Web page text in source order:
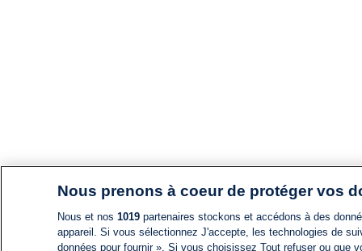
Nous prenons à coeur de protéger vos
Nous et nos 1019partenaires stockons et accédons à des
appareil. Si vous sélectionnez J'accepte, les technologies de
données pour fournir ». Si vous choisissez Tout refuser ou